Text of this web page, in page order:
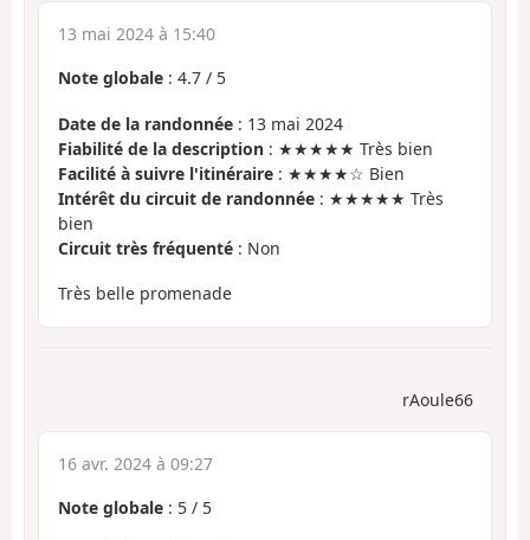
13 mai 2024 à 15:40
Note globale : 4.7 / 5
Date de la randonnée : 13 mai 2024
Fiabilité de la description : ★★★★★ Très bien
Facilité à suivre l'itinéraire : ★★★★☆ Bien
Intérêt du circuit de randonnée : ★★★★★ Très
bien
Circuit très fréquenté : Non
Très belle promenade
rAoule66
16 avr. 2024 à 09:27
Note globale : 5 / 5